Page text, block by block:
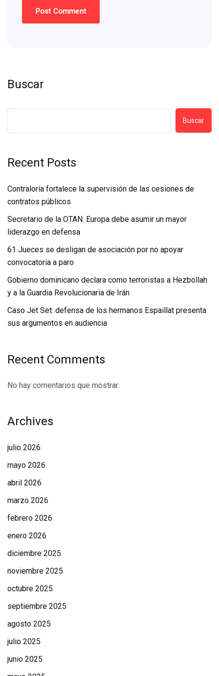
Buscar
Buscar
Recent Posts
Contraloría fortalece la supervisión de las cesiones de
contratos públicos
Secretario de la OTAN: Europa debe asumir un mayor
liderazgo en defensa
61 Jueces se desligan de asociación por no apoyar
convocatoria a paro
Gobierno dominicano declara como terroristas a Hezbollah
y a la Guardia Revolucionaria de Irán
Caso Jet Set: defensa de los hermanos Espaillat presenta
sus argumentos en audiencia
Recent Comments
No hay comentarios que mostrar.
Archives
julio 2026
mayo 2026
abril 2026
marzo 2026
febrero 2026
enero 2026
diciembre 2025
noviembre 2025
octubre 2025
septiembre 2025
agosto 2025
julio 2025
junio 2025